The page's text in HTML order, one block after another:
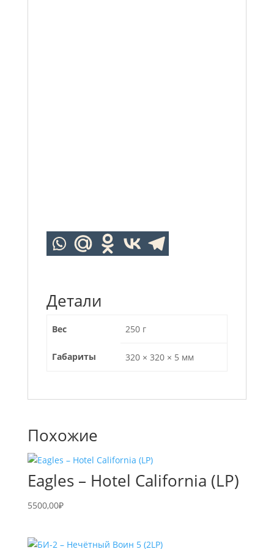
Детали
Вес 250 г
Габариты 320 × 320 × 5 мм
Похожие
Eagles – Hotel California (LP)
5500,00₽